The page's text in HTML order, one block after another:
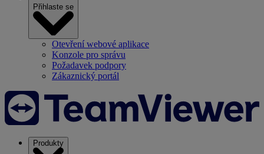
Přihlaste se
Otevření webové aplikace
Konzole pro správu
Požadavek podpory
Zákaznický portál
Produkty